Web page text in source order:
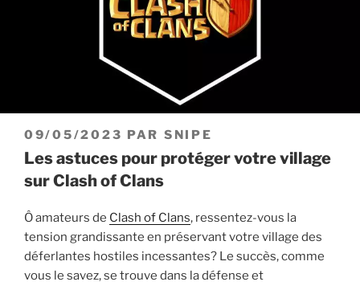
PUBLIÉ
LE
09/05/2023 PAR SNIPE
Les astuces pour protéger votre village
sur Clash of Clans
Ô amateurs de Clash of Clans, ressentez-vous la
tension grandissante en préservant votre village des
déferlantes hostiles incessantes? Le succès, comme
vous le savez, se trouve dans la défense et